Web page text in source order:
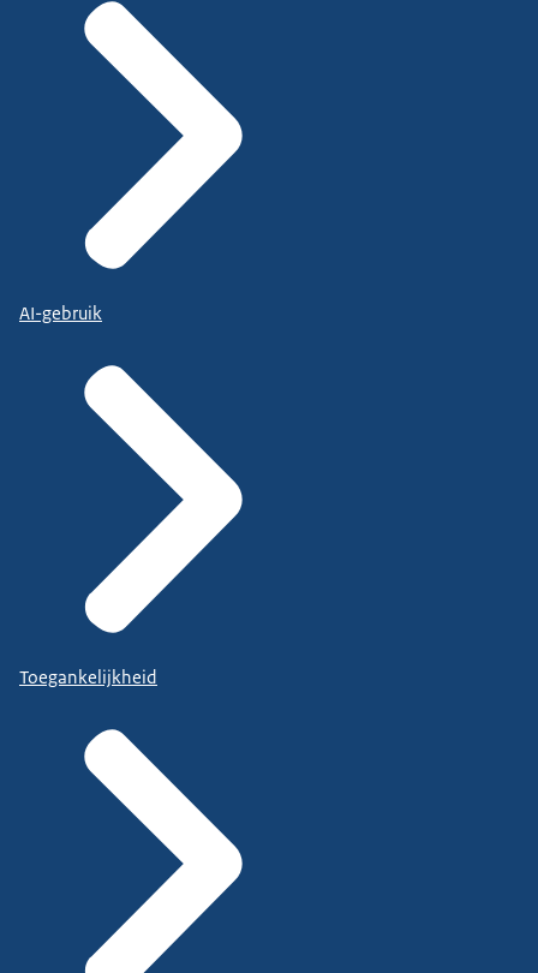
AI-gebruik
Toegankelijkheid